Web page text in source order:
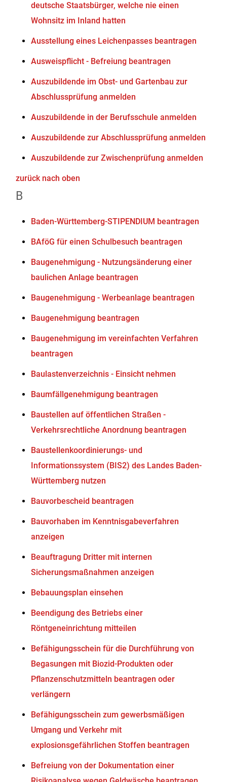
deutsche Staatsbürger, welche nie einen
Wohnsitz im Inland hatten
Ausstellung eines Leichenpasses beantragen
Ausweispflicht - Befreiung beantragen
Auszubildende im Obst- und Gartenbau zur
Abschlussprüfung anmelden
Auszubildende in der Berufsschule anmelden
Auszubildende zur Abschlussprüfung anmelden
Auszubildende zur Zwischenprüfung anmelden
zurück nach oben
B
Baden-Württemberg-STIPENDIUM beantragen
BAföG für einen Schulbesuch beantragen
Baugenehmigung - Nutzungsänderung einer
baulichen Anlage beantragen
Baugenehmigung - Werbeanlage beantragen
Baugenehmigung beantragen
Baugenehmigung im vereinfachten Verfahren
beantragen
Baulastenverzeichnis - Einsicht nehmen
Baumfällgenehmigung beantragen
Baustellen auf öffentlichen Straßen -
Verkehrsrechtliche Anordnung beantragen
Baustellenkoordinierungs- und
Informationssystem (BIS2) des Landes Baden-
Württemberg nutzen
Bauvorbescheid beantragen
Bauvorhaben im Kenntnisgabeverfahren
anzeigen
Beauftragung Dritter mit internen
Sicherungsmaßnahmen anzeigen
Bebauungsplan einsehen
Beendigung des Betriebs einer
Röntgeneinrichtung mitteilen
Befähigungsschein für die Durchführung von
Begasungen mit Biozid-Produkten oder
Pflanzenschutzmitteln beantragen oder
verlängern
Befähigungsschein zum gewerbsmäßigen
Umgang und Verkehr mit
explosionsgefährlichen Stoffen beantragen
Befreiung von der Dokumentation einer